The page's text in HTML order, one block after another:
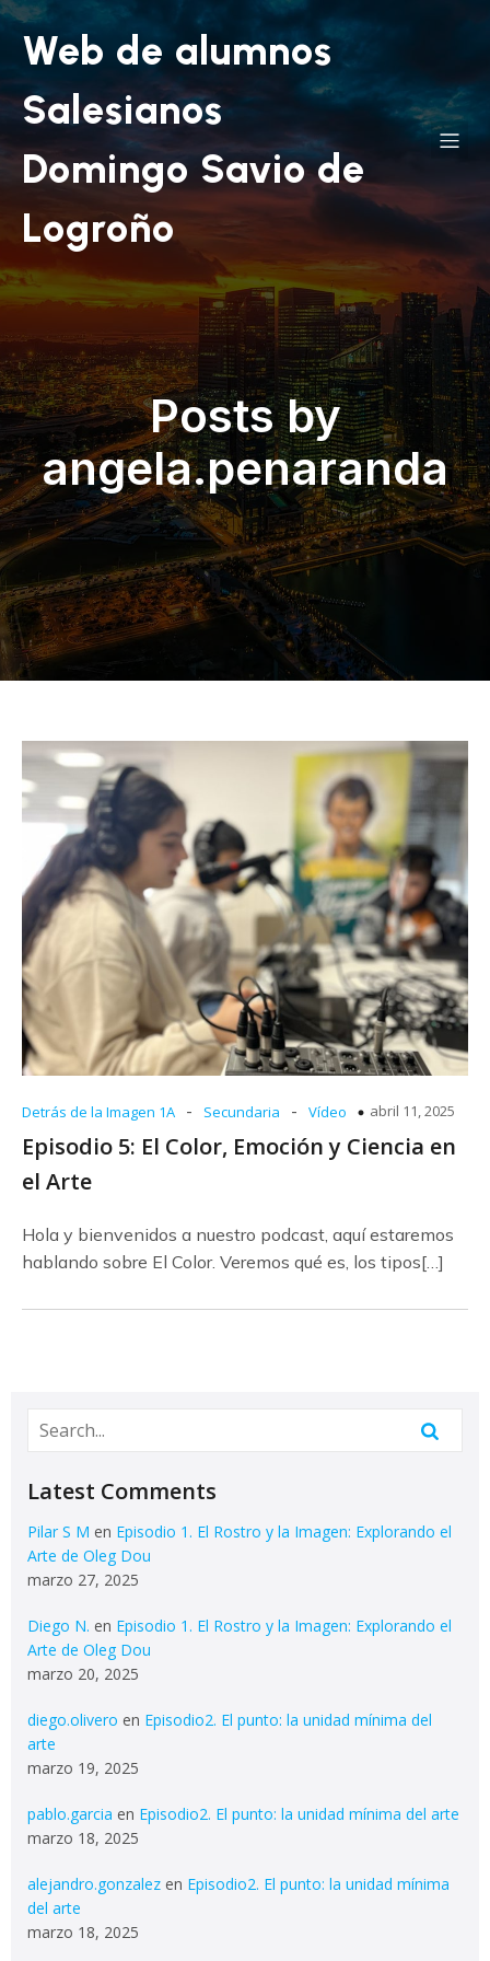
Web de alumnos
Salesianos
Domingo Savio de
Logroño
Posts by
angela.penaranda
Detrás de la Imagen 1A - Secundaria - Vídeo abril 11, 2025
Episodio 5: El Color, Emoción y Ciencia en
el Arte
Hola y bienvenidos a nuestro podcast, aquí estaremos
hablando sobre El Color. Veremos qué es, los tipos[…]
Latest Comments
Pilar S M en Episodio 1. El Rostro y la Imagen: Explorando el
Arte de Oleg Dou
marzo 27, 2025
Diego N. en Episodio 1. El Rostro y la Imagen: Explorando el
Arte de Oleg Dou
marzo 20, 2025
diego.olivero en Episodio2. El punto: la unidad mínima del
arte
marzo 19, 2025
pablo.garcia en Episodio2. El punto: la unidad mínima del arte
marzo 18, 2025
alejandro.gonzalez en Episodio2. El punto: la unidad mínima
del arte
marzo 18, 2025